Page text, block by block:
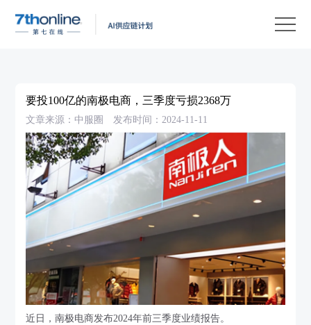
要投100亿的南极电商，三季度亏损2368万
文章来源：中服圈 发布时间：2024-11-11
近日，南极电商发布2024年前三季度业绩报告。